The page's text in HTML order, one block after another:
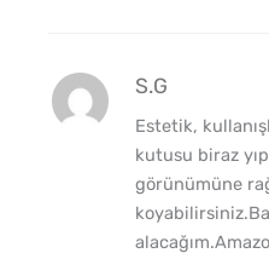
S.G
Estetik,
kutusu biraz
görünümüne